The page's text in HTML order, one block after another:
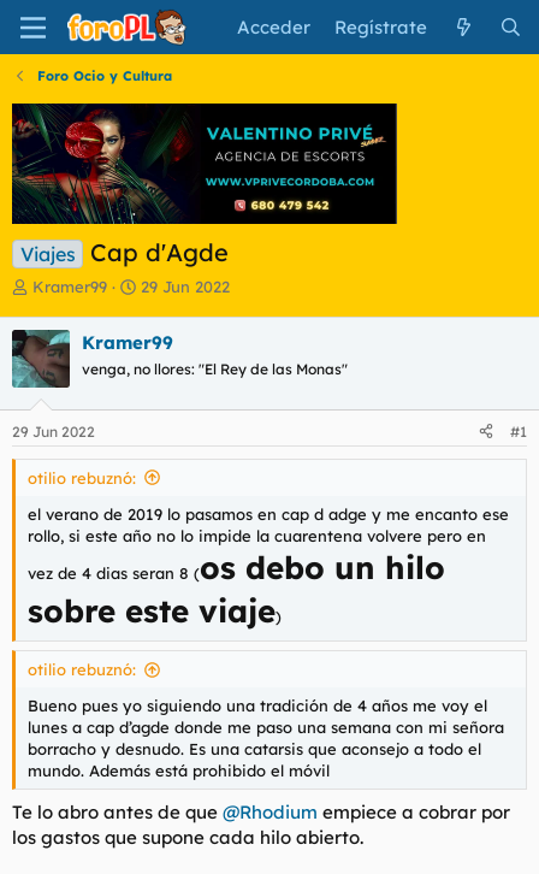
Acceder Regístrate
Foro Ocio y Cultura
Viajes Cap d'Agde
I
i
c
i
a
d
o
r
d
l
t
e
a
Kramer99
F
h
a
e
n
i
o
29 Jun 2022
Kramer99
venga, no llores: "El Rey de las Monas"
29 Jun 2022 #1
otilio rebuznó:
el verano de 2019 lo pasamos en cap d adge y me encanto ese
rollo, si este año no lo impide la cuarentena volvere pero en
vez de 4 dias seran 8 (os debo un hilo
sobre este viaje)
otilio rebuznó:
Bueno pues yo siguiendo una tradición de 4 años me voy el
lunes a cap d’agde donde me paso una semana con mi señora
borracho y desnudo. Es una catarsis que aconsejo a todo el
mundo. Además está prohibido el móvil
Te lo abro antes de que @Rhodium empiece a cobrar por
los gastos que supone cada hilo abierto.